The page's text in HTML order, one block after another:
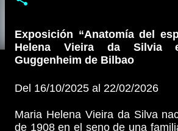
Exposición “Anatomía del
Helena Vieira da Silvia
Guggenheim de Bilbao
Del 16/10/2025 al 22/02/2026
Maria Helena Vieira da Silva
de 1908 en el seno de una